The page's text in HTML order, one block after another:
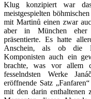
Klug konzipiert war
meistgespielten
mit Martinů einen zwar
aber in München eher
präsentierte. Es hatte
Anschein, als ob die
Komponisten auch ein
brachte, was vor allem
fesselndsten Werke
eröffnende Satz
mit den darin enthaltenen